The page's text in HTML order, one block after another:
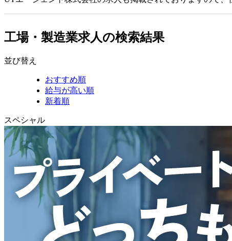
工場・製造業求人の検索結果
並び替え
おすすめ順
給与が高い順
新着順
スペシャル